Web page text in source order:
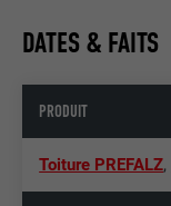
DATES & FAITS
PRODUIT
Toiture PREFALZ,